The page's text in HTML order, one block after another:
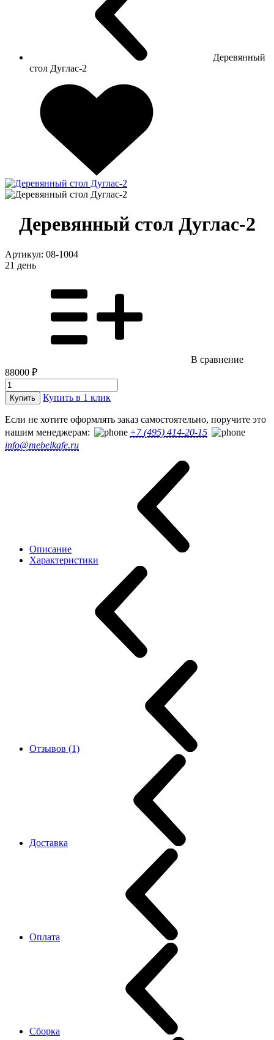
Деревянный
стол Дуглас-2
Деревянный стол Дуглас-2
Артикул: 08-1004
21 день
В сравнение
88000 ₽
Купить Купить в 1 клик
Если не хотите оформлять заказ самостоятельно, поручите это
нашим менеджерам:
+7 (495) 414-20-15
info@mebelkafe.ru
Описание
Характеристики
Отзывов (1)
Доставка
Оплата
Сборка